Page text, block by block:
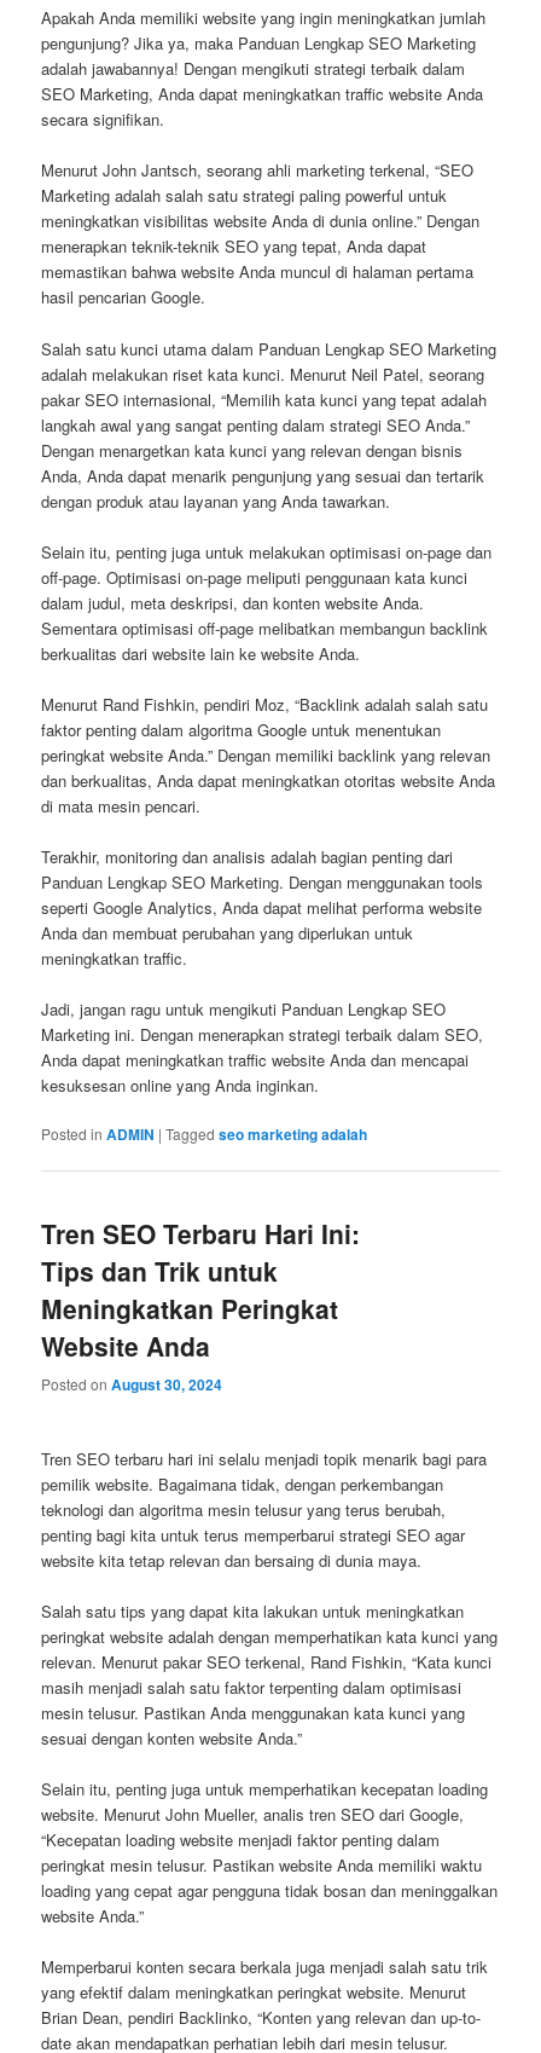
Apakah Anda memiliki website yang ingin meningkatkan jumlah
pengunjung? Jika ya, maka Panduan Lengkap SEO Marketing
adalah jawabannya! Dengan mengikuti strategi terbaik dalam
SEO Marketing, Anda dapat meningkatkan traffic website Anda
secara signifikan.
Menurut John Jantsch, seorang ahli marketing terkenal, “SEO
Marketing adalah salah satu strategi paling powerful untuk
meningkatkan visibilitas website Anda di dunia online.” Dengan
menerapkan teknik-teknik SEO yang tepat, Anda dapat
memastikan bahwa website Anda muncul di halaman pertama
hasil pencarian Google.
Salah satu kunci utama dalam Panduan Lengkap SEO Marketing
adalah melakukan riset kata kunci. Menurut Neil Patel, seorang
pakar SEO internasional, “Memilih kata kunci yang tepat adalah
langkah awal yang sangat penting dalam strategi SEO Anda.”
Dengan menargetkan kata kunci yang relevan dengan bisnis
Anda, Anda dapat menarik pengunjung yang sesuai dan tertarik
dengan produk atau layanan yang Anda tawarkan.
Selain itu, penting juga untuk melakukan optimisasi on-page dan
off-page. Optimisasi on-page meliputi penggunaan kata kunci
dalam judul, meta deskripsi, dan konten website Anda.
Sementara optimisasi off-page melibatkan membangun backlink
berkualitas dari website lain ke website Anda.
Menurut Rand Fishkin, pendiri Moz, “Backlink adalah salah satu
faktor penting dalam algoritma Google untuk menentukan
peringkat website Anda.” Dengan memiliki backlink yang relevan
dan berkualitas, Anda dapat meningkatkan otoritas website Anda
di mata mesin pencari.
Terakhir, monitoring dan analisis adalah bagian penting dari
Panduan Lengkap SEO Marketing. Dengan menggunakan tools
seperti Google Analytics, Anda dapat melihat performa website
Anda dan membuat perubahan yang diperlukan untuk
meningkatkan traffic.
Jadi, jangan ragu untuk mengikuti Panduan Lengkap SEO
Marketing ini. Dengan menerapkan strategi terbaik dalam SEO,
Anda dapat meningkatkan traffic website Anda dan mencapai
kesuksesan online yang Anda inginkan.
Posted in ADMIN |Tagged seo marketing adalah
Tren SEO Terbaru Hari Ini:
Tips dan Trik untuk
Meningkatkan Peringkat
Website Anda
Posted onAugust 30, 2024
Tren SEO terbaru hari ini selalu menjadi topik menarik bagi para
pemilik website. Bagaimana tidak, dengan perkembangan
teknologi dan algoritma mesin telusur yang terus berubah,
penting bagi kita untuk terus memperbarui strategi SEO agar
website kita tetap relevan dan bersaing di dunia maya.
Salah satu tips yang dapat kita lakukan untuk meningkatkan
peringkat website adalah dengan memperhatikan kata kunci yang
relevan. Menurut pakar SEO terkenal, Rand Fishkin, “Kata kunci
masih menjadi salah satu faktor terpenting dalam optimisasi
mesin telusur. Pastikan Anda menggunakan kata kunci yang
sesuai dengan konten website Anda.”
Selain itu, penting juga untuk memperhatikan kecepatan loading
website. Menurut John Mueller, analis tren SEO dari Google,
“Kecepatan loading website menjadi faktor penting dalam
peringkat mesin telusur. Pastikan website Anda memiliki waktu
loading yang cepat agar pengguna tidak bosan dan meninggalkan
website Anda.”
Memperbarui konten secara berkala juga menjadi salah satu trik
yang efektif dalam meningkatkan peringkat website. Menurut
Brian Dean, pendiri Backlinko, “Konten yang relevan dan up-to-
date akan mendapatkan perhatian lebih dari mesin telusur.